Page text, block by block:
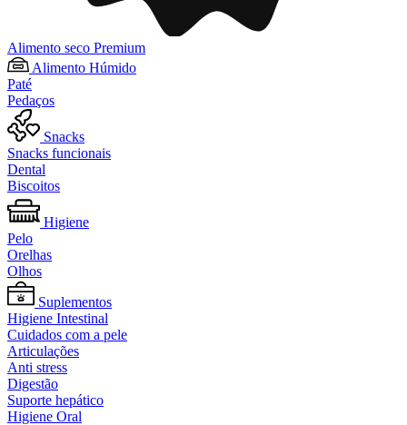
Alimento seco Premium
Alimento Húmido
Paté
Pedaços
Snacks
Snacks funcionais
Dental
Biscoitos
Higiene
Pelo
Orelhas
Olhos
Suplementos
Higiene Intestinal
Cuidados com a pele
Articulações
Anti stress
Digestão
Suporte hepático
Higiene Oral